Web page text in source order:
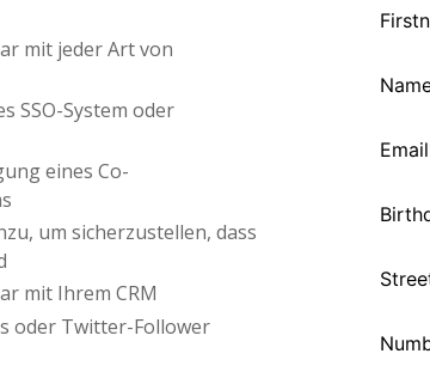
mit jeder Art von
SSO-System oder
eines Co-
um sicherzustellen, dass
mit Ihrem CRM
oder Twitter-Follower